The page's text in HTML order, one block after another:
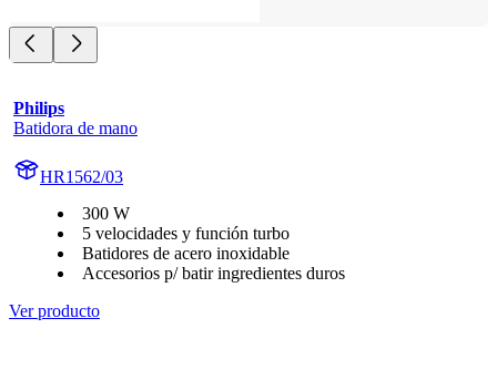
Philips
Batidora de mano
HR1562/03
300 W
5 velocidades y función turbo
Batidores de acero inoxidable
Accesorios p/ batir ingredientes duros
Ver producto